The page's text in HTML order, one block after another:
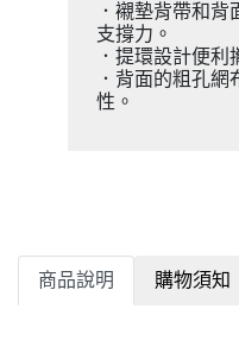
．襯墊背帶和背
支撐力。
．提環設計便利
．背面的粗孔
性。
商品說明 購物須知